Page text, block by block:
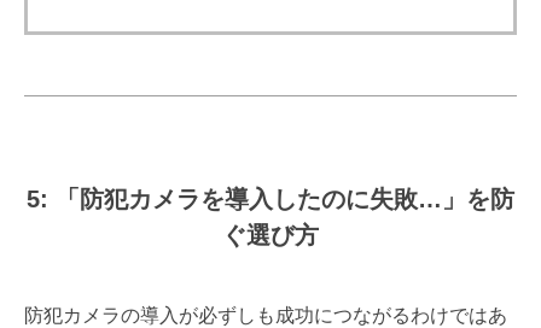
5: 「防犯カメラを導入したのに失敗…」を防
ぐ選び方
防犯カメラの導入が必ずしも成功につながるわけではあ